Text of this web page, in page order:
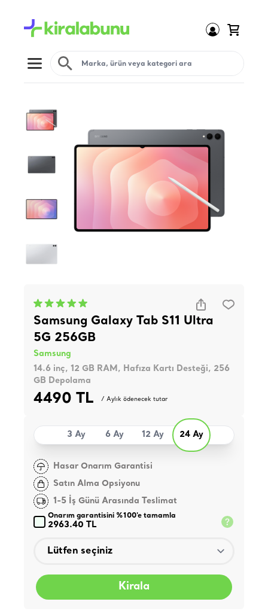
Open menu
Samsung Galaxy Tab S11 Ultra
5G 256GB
Samsung
14.6 inç, 12 GB RAM, Hafıza Kartı Desteği, 256
GB Depolama
4490 TL / Aylık ödenecek tutar
3 Ay 6 Ay 12 Ay 24 Ay
Hasar Onarım Garantisi
Satın Alma Opsiyonu
1-5 İş Günü Arasında Teslimat
Onarım garantisini %100'e tamamla
2963.40 TL
Kirala